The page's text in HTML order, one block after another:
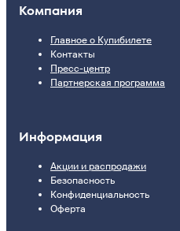
Компания
Главное о Купибилете
Контакты
Пресс-центр
Партнерская программа
Информация
Акции и распродажи
Безопасность
Конфиденциальность
Оферта